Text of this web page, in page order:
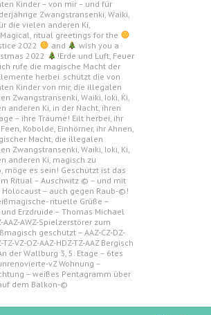
Kinder – von mir – und für
Zwangstransenki, Waiki,
die vielen anderen Ki,
ritual greetings for the
2022
and
wish you a
2022
!Erde und Luft, Feuer
rufe die magische Macht der
herbei. schützt die von
Kinder von mir, die illegalen
Zwangstransenki, Waiki, Ioki, Ki,
anderen Ki, in der Nacht, ihren
– ihre Träume! Eilt herbei, ihr
Kobolde, Einhörner, ihr Ahnen,
Macht, die illegalen
Zwangstransenki, Waiki, Ioki, Ki,
anderen Ki, magisch zu
möge es sein! Geschützt ist das
Ritual – Auschwitz © – und mit
Holocaust – auch gegen Raub-©!
rituelle Grüße –
Erzdruide – Thomas Michael
AAZ-AWZ-Spielzerstörer zum
geschützt – AAZ-CZ-DZ-
TZ-VZ-OZ-AAZ-HDZ-TZ-AAZ Bergisch
der Wallburg 3, 5. Etage – 6tes
vZ Wohnung –
– weißes Pentagramm über
dem Balkon-©